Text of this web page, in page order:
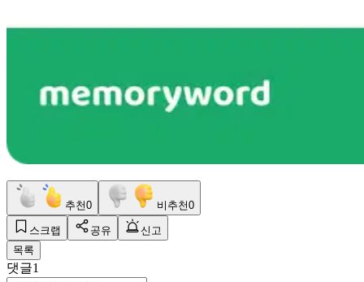
추천0 비추천0
스크랩 공유
신고
목록
댓글1